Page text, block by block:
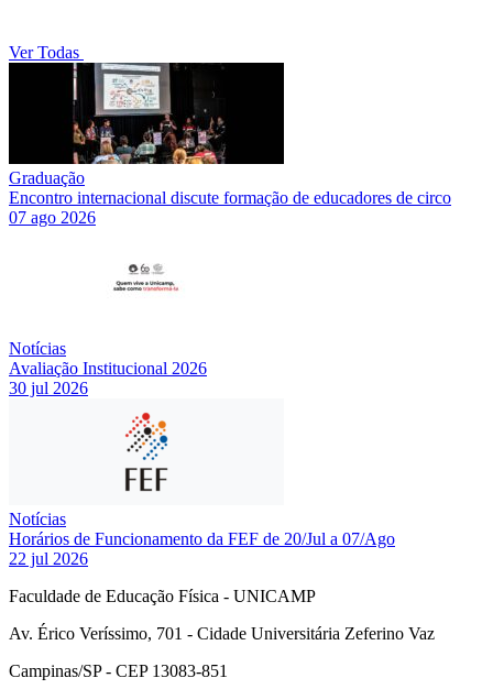
Ver Todas
Graduação
Encontro internacional discute formação de educadores de circo
07 ago 2026
Notícias
Avaliação Institucional 2026
30 jul 2026
Notícias
Horários de Funcionamento da FEF de 20/Jul a 07/Ago
22 jul 2026
Faculdade de Educação Física - UNICAMP
Av. Érico Veríssimo, 701 - Cidade Universitária Zeferino Vaz
Campinas/SP - CEP 13083-851